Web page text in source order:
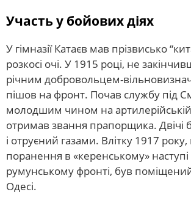
Участь у бойових діях
У гімназії Катаєв мав прізвисько
розкосі очі. У 1915 році, не
річним добровольцем-
пішов на фронт. Почав службу під
молодшим чином на артилерійській
отримав звання прапорщика. Двічі
і отруєний газами. Влітку 1917 року,
поранення в «керенському» наступі
румунському фронті, був
Одесі.